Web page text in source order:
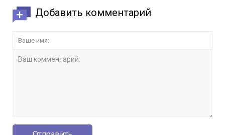
Добавить комментарий